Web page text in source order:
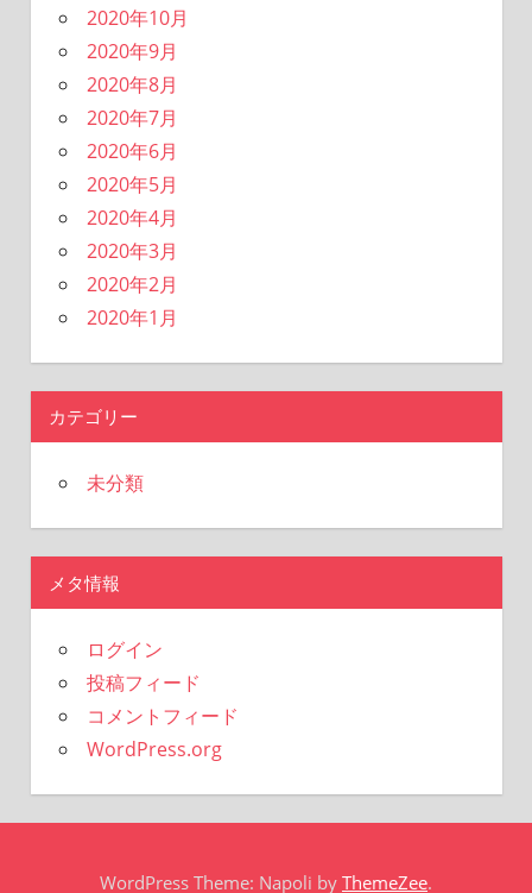
2020年10月
2020年9月
2020年8月
2020年7月
2020年6月
2020年5月
2020年4月
2020年3月
2020年2月
2020年1月
カテゴリー
未分類
メタ情報
ログイン
投稿フィード
コメントフィード
WordPress.org
WordPress Theme: Napoli by ThemeZee.